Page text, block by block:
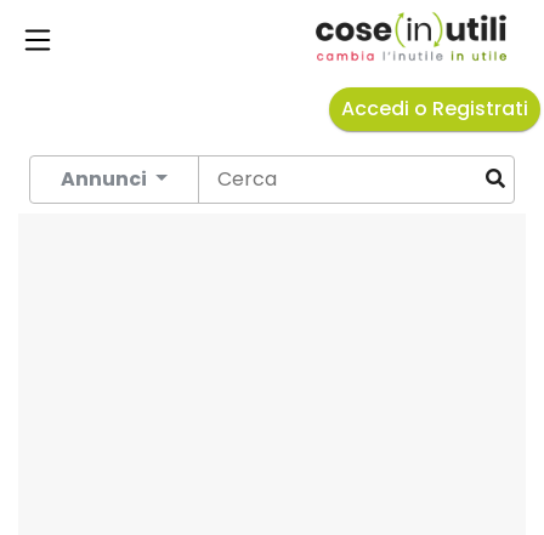
Accedi o Registrati
Annunci